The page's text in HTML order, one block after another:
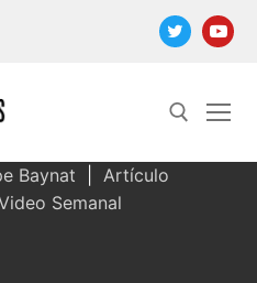
Baynat
Artículo
Semanal